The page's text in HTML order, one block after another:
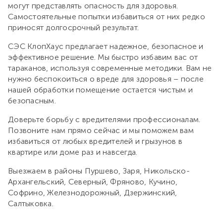
могут представлять опасность для здоровья.
Самостоятельные попытки избавиться от них редко
приносят долгосрочный результат.
СЭС КлопХаус предлагает надежное, безопасное и
эффективное решение. Мы быстро избавим вас от
тараканов, используя современные методики. Вам не
нужно беспокоиться о вреде для здоровья – после
нашей обработки помещение остается чистым и
безопасным.
Доверьте борьбу с вредителями профессионалам.
Позвоните нам прямо сейчас и мы поможем вам
избавиться от любых вредителей и грызунов в
квартире или доме раз и навсегда.
Выезжаем в районы Пуршево, Заря, Никольско-
Архангельский, Северный, Фряново, Кучино,
Софрино, Железнодорожный, Дзержинский,
Салтыковка.